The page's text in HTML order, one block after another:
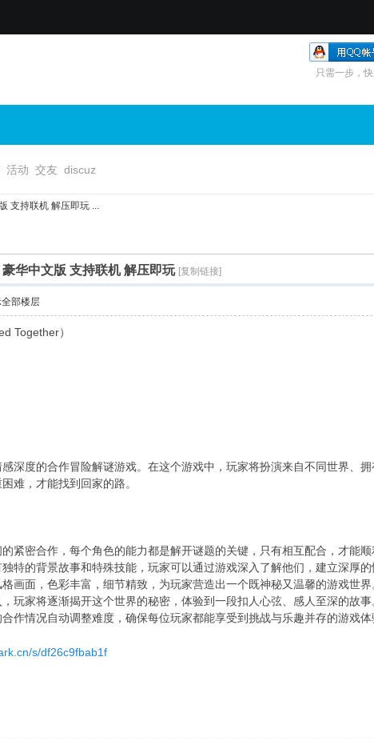
只需一步，
活动 交友 discuz
支持联机 解压即玩 ...
豪华中文版 支持联机 解压即玩 [复制链接]
全部楼层
Together）
感深度的合作冒险解谜游戏。在这个游戏中，玩家将扮演来自不同世界、
难，才能找到回家的路。
紧密合作，每个角色的能力都是解开谜题的关键，只有相互配合，才能顺
特的背景故事和特殊技能，玩家可以通过游戏深入了解他们，建立深厚的
画面，色彩丰富，细节精致，为玩家营造出一个既神秘又温馨的游戏世界
玩家将逐渐揭开这个世界的秘密，体验到一段扣人心弦、感人至深的故事
作情况自动调整难度，确保每位玩家都能享受到挑战与乐趣并存的游戏体
s/df26c9fbab1f